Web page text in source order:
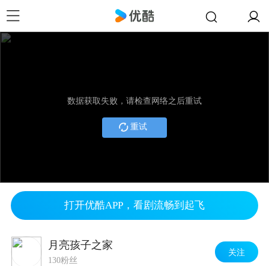
数据获取失败，请检查网络之后重试
重试
打开优酷APP，看剧流畅到起飞
月亮孩子之家
130粉丝
关注